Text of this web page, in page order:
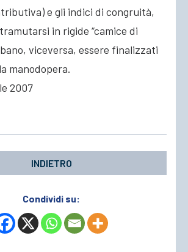
e gli indici di congruità,
in rigide “camice di
viceversa, essere finalizzati
manodopera.
2007
INDIETRO
Condividi su: